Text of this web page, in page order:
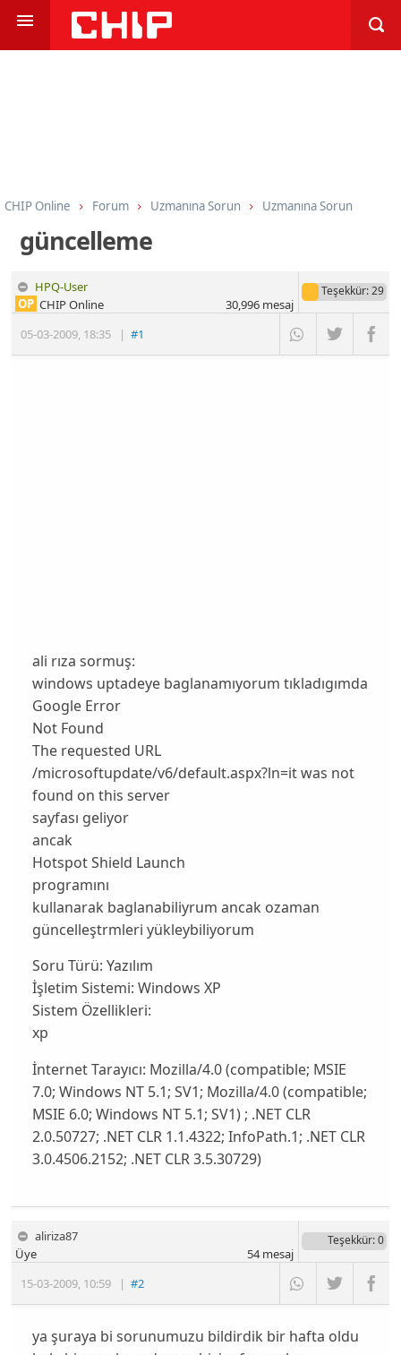
CHIP Online Forum Uzmanına Sorun Uzmanına Sorun
güncelleme
HPQ-User
05-03-2009, 18:35 |#1
OP CHIP Online
Teşekkür: 29
30,996mesaj
ali rıza sormuş:
windows uptadeye baglanamıyorum tıkladıgımda
Google Error
Not Found
The requested URL
/microsoftupdate/v6/default.aspx?ln=it was not
found on this server
sayfası geliyor
ancak
Hotspot Shield Launch
programını
kullanarak baglanabiliyrum ancak ozaman
güncelleştrmleri yükleybiliyorum
Soru Türü: Yazılım
İşletim Sistemi: Windows XP
Sistem Özellikleri:
xp
İnternet Tarayıcı: Mozilla/4.0 (compatible; MSIE
7.0; Windows NT 5.1; SV1; Mozilla/4.0 (compatible;
MSIE 6.0; Windows NT 5.1; SV1) ; .NET CLR
2.0.50727; .NET CLR 1.1.4322; InfoPath.1; .NET CLR
3.0.4506.2152; .NET CLR 3.5.30729)
aliriza87
15-03-2009, 10:59 |#2
Üye
Teşekkür: 0
54mesaj
ya şuraya bi sorunumuzu bildirdik bir hafta oldu